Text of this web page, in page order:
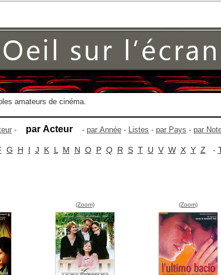
amateurs de cinéma.
- par Acteur - par Année - Listes - par Pays - par
G H I J K L M N O P Q R S T U V W X Y Z -
(Zoom) (Zoom)